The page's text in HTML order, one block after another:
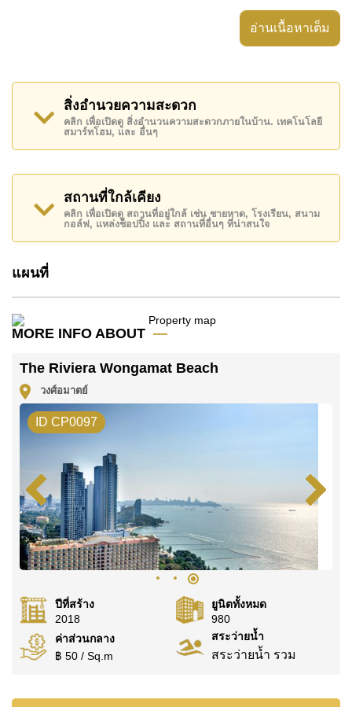
สิ่งอำนวยความสะดวก ได้แก่ มีระเบียง, เครื่องปรับ
The Riviera Wongamat Beach มีสิ่งอำนวยความสะดวก
ส่วนกลาง ได้แก่ สไลเดอร์, ฟิสเนส, ฟิตเนสบนชั้นดาดฟ้า,
สกายเทอร์เรซ
สถานที่สำคัญใกล้ The Riviera Wongamat Beach ได้แก่:
เดินทางไปชายหาดได้ง่าย, ไกล้เคียงรถประจำทาง , อาร์ท
อิน พาราไดซ์, The Sanctuary of Truth Temple , ,
รพ.กรุงเทพพัทยา, โรงพยาบาลบางละมุง
อสังหาริมทรัพย์นี้เปิดให้เช่าระยะยาวในราคา ฿ 65,000
บาทต่อเดือน
มัดจำ 2 เดือน ก่อนเข้าอยู่อาศัย
คุณ!
ติดต่อ Cornerstone Real Estate โทร +6638411250
หรือ อีเมลinfo@cornerstone.co.th
@cornerstonepattaya
อ่านเนื้อหาเต็ม
สิ่งอำนวยความสะดวก
คลิก เพื่อเปิดดู สิ่งอำนวนความสะดวกภายในบ้าน. เทคโนโลยี
สมาร์ทโฮม, และ อื่นๆ
สถานที่ใกล้เคียง
คลิก เพื่อเปิดดู สถานที่อยู่ใกล้ เช่น ชายหาด, โรงเรียน, สนาม
กอล์ฟ, แหล่งช็อปปิ้ง และ สถานที่อื่นๆ ที่น่าสนใจ
แผนที่
MORE INFO ABOUT
The Riviera Wongamat Beach
วงศ์อมาตย์
ID CP0097
ปีที่สร้าง
2018
ยูนิตทั้งหมด
980
ค่าส่วนกลาง
฿ 50 / Sq.m
สระว่ายน้ำ
สระว่ายน้ำ รวม